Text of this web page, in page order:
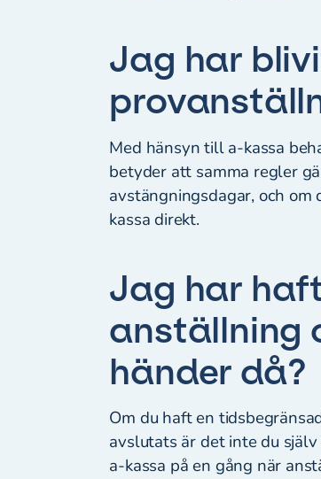
Jag har
Med hänsyn till a-kassa
betyder att samma regler
avstängningsdagar, och
kassa direkt.
Jag har
anställning
händer då?
Om du haft en
avslutats är det inte du
a-kassa på en gång när